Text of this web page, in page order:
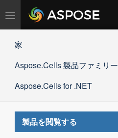
ナ
ー
ョ
の
家
Aspose.Cells 製品ファミリー
Aspose.Cells for .NET
製品を閲覧する